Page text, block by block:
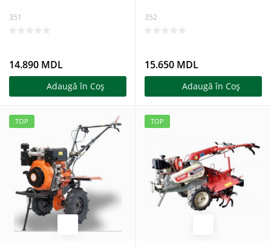
351
14.890 MDL
Adaugă în Coş
352
15.650 MDL
Adaugă în Coş
TOP TOP